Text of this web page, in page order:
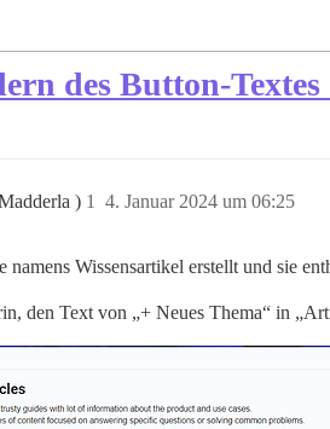
des Button-Textes
) 4. Januar 2024 um 06:25
1
namens Wissensartikel erstellt und sie
den Text von „+ Neues Thema“ in